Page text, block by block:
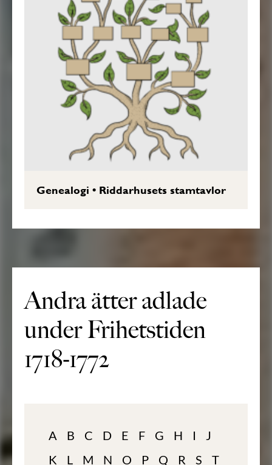
Genealogi • Riddarhusets stamtavlor
Andra ätter adlade
under Frihetstiden
1718-1772
A B C D E F G H I
J
K
L M N O P Q R S T